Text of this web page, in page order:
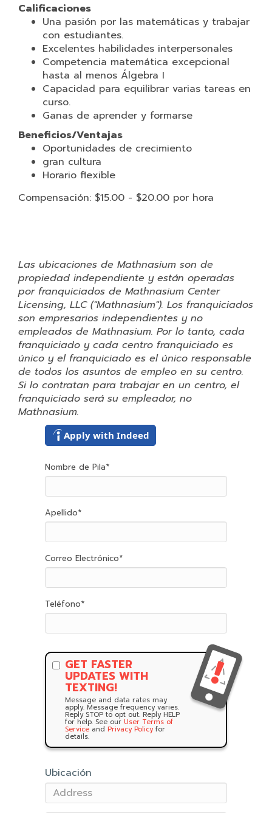
Calificaciones
Una pasión por las matemáticas y trabajar
con estudiantes.
Excelentes habilidades interpersonales
Competencia matemática excepcional
hasta al menos Álgebra I
Capacidad para equilibrar varias tareas en
curso.
Ganas de aprender y formarse
Beneficios/Ventajas
Oportunidades de crecimiento
gran cultura
Horario flexible
Compensación: $15.00 - $20.00 por hora
Las ubicaciones de Mathnasium son de
propiedad independiente y están operadas
por franquiciados de Mathnasium Center
Licensing, LLC ("Mathnasium"). Los franquiciados
son empresarios independientes y no
empleados de Mathnasium. Por lo tanto, cada
franquiciado y cada centro franquiciado es
único y el franquiciado es el único responsable
de todos los asuntos de empleo en su centro.
Si lo contratan para trabajar en un centro, el
franquiciado será su empleador, no
Mathnasium.
Apply with Indeed
Nombre de Pila*
Apellido*
Correo Electrónico*
Teléfono*
GET FASTER
UPDATES WITH
TEXTING!
Message and data rates may
apply. Message frequency varies.
Reply STOP to opt out. Reply HELP
for help. See our User Terms of
Service and Privacy Policyfor
details.
Ubicación